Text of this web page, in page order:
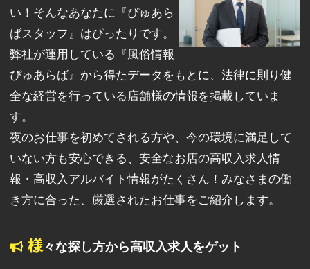
い！そんなあなたに『ぴゅあら
ばスタッフ』はぴったりです。
弊社が運用している『風俗情報
ぴゅあらば』から得たデータをもとに、法律に則り健
全な経営を行っている店舗様の情報を掲載していま
す。
夜のお仕事を初めてされる方や、今の環境に満足して
いない方も安心できる、安全なお店の高収入求人情
報・高収入アルバイト情報がたくさん！みなさまの働
き方に合った、厳選されたお仕事をご紹介します。
様々な探し方から高収入求人をゲット